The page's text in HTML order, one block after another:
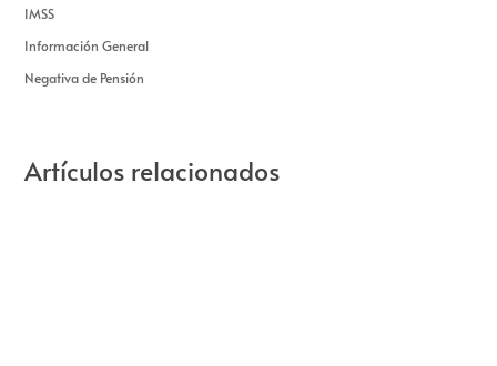
IMSS
Información General
Negativa de Pensión
Artículos relacionados